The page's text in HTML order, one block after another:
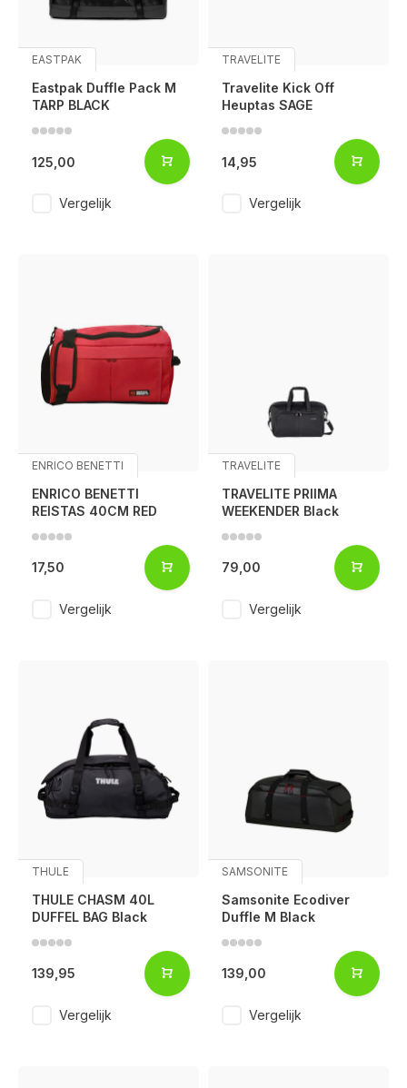
EASTPAK
Eastpak Duffle Pack M
TARP BLACK
125,00
Vergelijk
TRAVELITE
Travelite Kick Off
Heuptas SAGE
14,95
Vergelijk
ENRICO BENETTI
ENRICO BENETTI
REISTAS 40CM RED
17,50
Vergelijk
TRAVELITE
TRAVELITE PRIIMA
WEEKENDER Black
79,00
Vergelijk
THULE
THULE CHASM 40L
DUFFEL BAG Black
139,95
Vergelijk
SAMSONITE
Samsonite Ecodiver
Duffle M Black
139,00
Vergelijk